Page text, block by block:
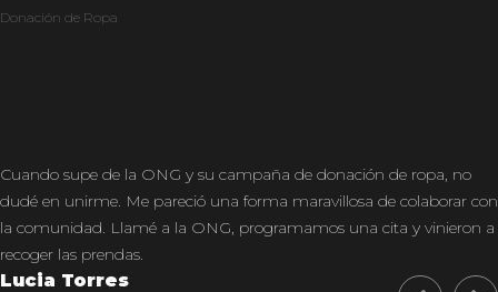
Donación de Ropa
Cuando supe de la ONG y su campaña de donación de ropa, no
dudé en unirme. Me pareció una forma maravillosa de colaborar con
la comunidad. Llamé a la ONG, programamos una cita y vinieron a
recoger las prendas.
Lucia Torres